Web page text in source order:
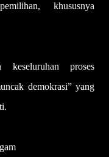
khususnya
keseluruhan proses
demokrasi” yang